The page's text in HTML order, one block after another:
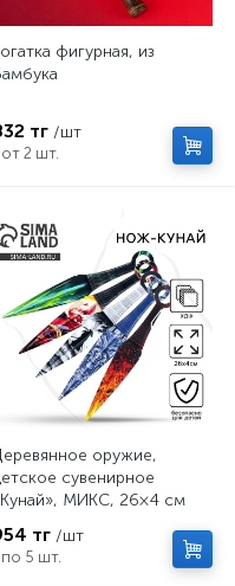
фигурная, из
тг /шт
от 2 шт.
оружие,
сувенирное
МИКС, 26×4 см
тг /шт
по 5 шт.